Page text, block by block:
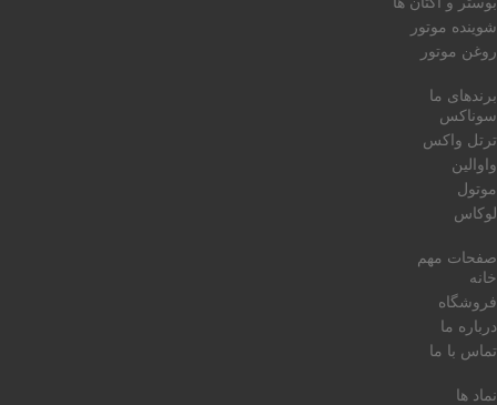
شوینده موتور
روغن موتور
برندهای ما
سوناکس
ترتل واکس
واوالین
موتول
لوکاس
صفحات مهم
خانه
فروشگاه
درباره ما
تماس با ما
نماد ها